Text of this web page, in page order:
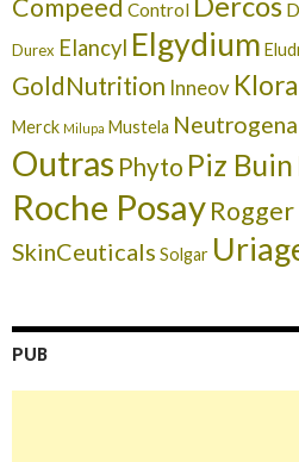
Compeed Control
Durex Elancyl Elgydium
GoldNutrition Inneov
Merck Milupa Mustela Neutrogena
Outras Phyto Piz Buin
Roche Posay
SkinCeuticals Solgar
PUB